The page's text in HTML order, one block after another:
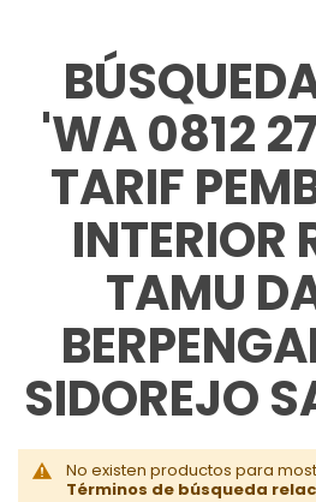
'WA 0812
TARIF
INTERIOR
TAMU
SIDOREJO
No existen productos para
Términos de búsqueda